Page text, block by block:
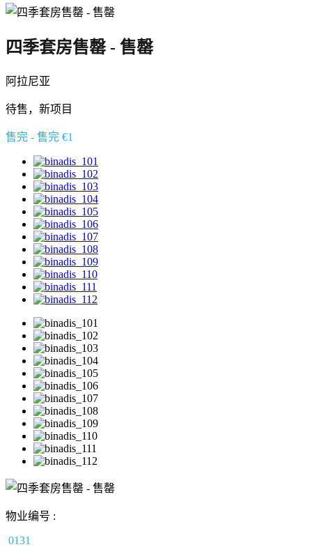
四季套房售罄 - 售罄
阿拉尼亚
待售，新项目
售完 - 售完 €1
物业编号 :
0131